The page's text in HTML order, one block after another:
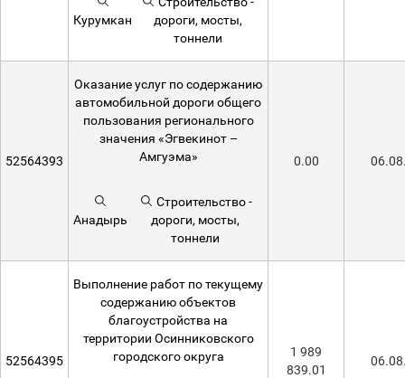
Курумкан
дороги, мосты,
тоннели
52564393
Оказание услуг по содержанию
автомобильной дороги общего
пользования регионального
значения «Эгвекинот –
Амгуэма»
Анадырь
Строительство -
дороги, мосты,
тоннели
0.00
52564395
Выполнение работ по текущему
содержанию объектов
благоустройства на
территории Осинниковского
городского округа
1 989
839.01